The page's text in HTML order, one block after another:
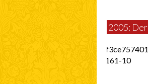
2005: